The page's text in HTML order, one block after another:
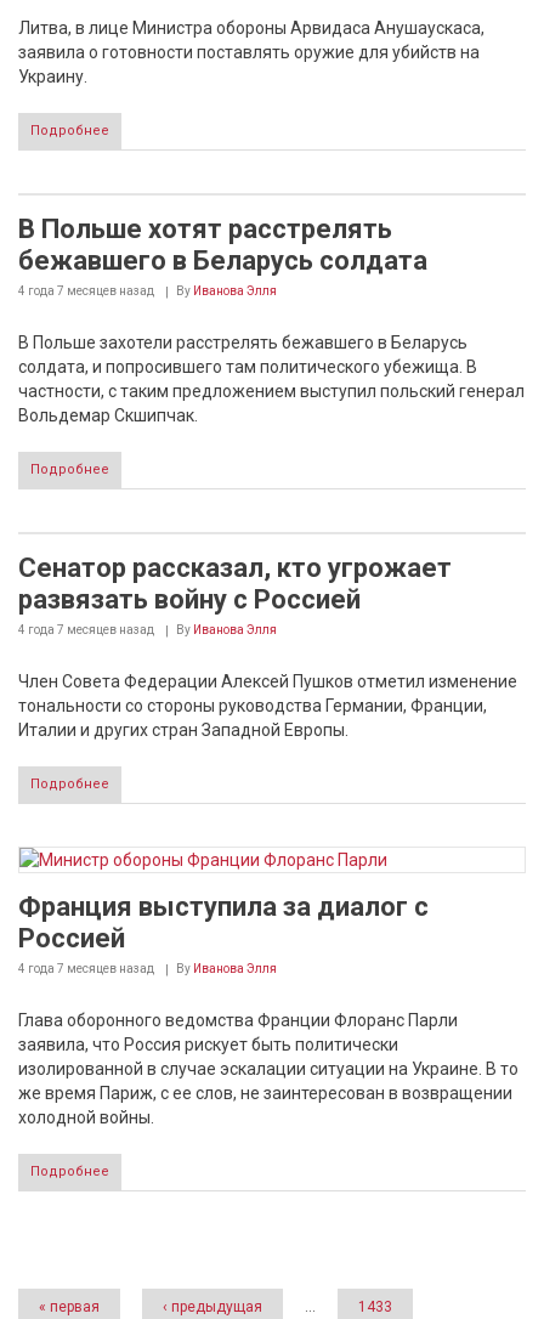
Литва, в лице Министра обороны Арвидаса Анушаускаса,
заявила о готовности поставлять оружие для убийств на
Украину.
Подробнее
В Польше хотят расстрелять
бежавшего в Беларусь солдата
4 года 7 месяцев назад By Иванова Элля
В Польше захотели расстрелять бежавшего в Беларусь
солдата, и попросившего там политического убежища. В
частности, с таким предложением выступил польский генерал
Вольдемар Скшипчак.
Подробнее
Сенатор рассказал, кто угрожает
развязать войну с Россией
4 года 7 месяцев назад By Иванова Элля
Член Совета Федерации Алексей Пушков отметил изменение
тональности со стороны руководства Германии, Франции,
Италии и других стран Западной Европы.
Подробнее
Франция выступила за диалог с
Россией
4 года 7 месяцев назад By Иванова Элля
Глава оборонного ведомства Франции Флоранс Парли
заявила, что Россия рискует быть политически
изолированной в случае эскалации ситуации на Украине. В то
же время Париж, с ее слов, не заинтересован в возвращении
холодной войны.
Подробнее
Страницы
« первая ‹ предыдущая … 1433